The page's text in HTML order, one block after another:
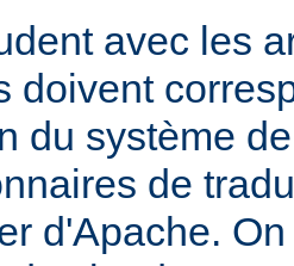
avec les
doivent
du système
de
d'Apache.